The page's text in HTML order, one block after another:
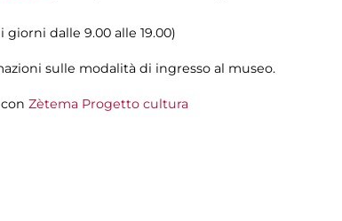
dalle 9.00 alle 19.00)
sulle modalità di ingresso al museo.
Zètema Progetto cultura